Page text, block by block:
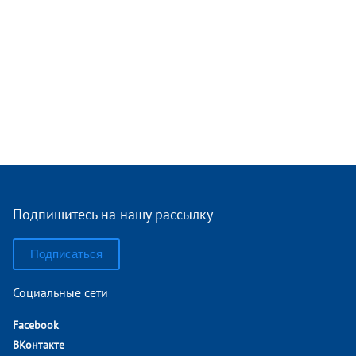
Подпишитесь на нашу рассылку
Подписаться
Социальные сети
Facebook
ВКонтакте